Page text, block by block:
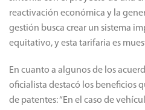
reactivación económica y la
gestión busca crear un sistema
equitativo, y esta tarifaria es
En cuanto a algunos de los
oficialista destacó los beneficios
de patentes: “En el caso de